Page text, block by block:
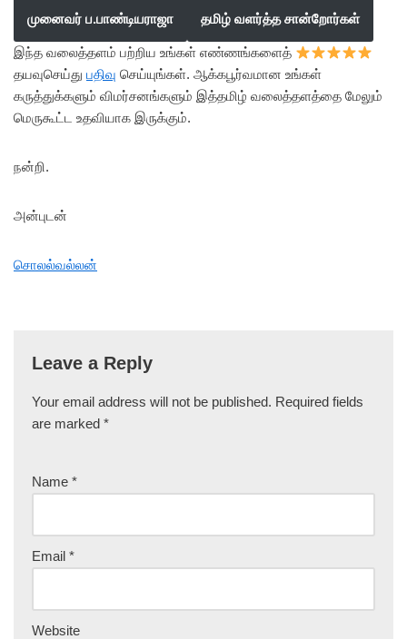
முனைவர் ப.பாண்டியராஜா தமிழ் வளர்த்த சான்றோர்கள்
இந்த வலைத்தளம் பற்றிய உங்கள் எண்ணங்களைத்
தயவுசெய்து பதிவு செய்யுங்கள். ஆக்கபூர்வமான உங்கள்
கருத்துக்களும் விமர்சனங்களும் இத்தமிழ் வலைத்தளத்தை மேலும்
மெருகூட்ட உதவியாக இருக்கும்.
நன்றி.
அன்புடன்
சொலல்வல்லன்
Leave a Reply
Your email address will not be published. Required fields
are marked *
Name *
Email *
Website